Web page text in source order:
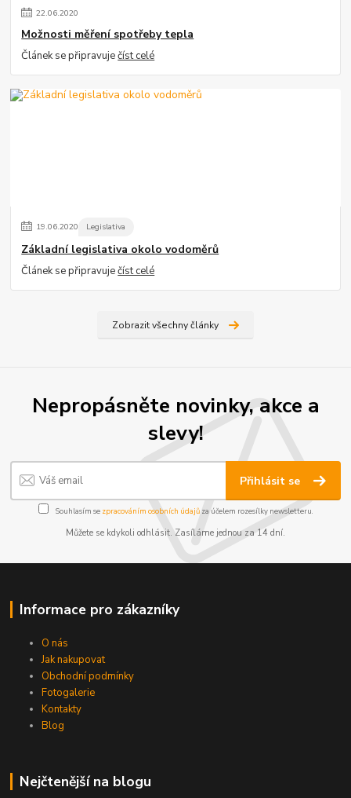
22.06.2020
Možnosti měření spotřeby tepla
Článek se připravuječíst celé
19.06.2020 Legislativa
Základní legislativa okolo vodoměrů
Článek se připravuječíst celé
Zobrazit všechny články
Nepropásněte novinky, akce a
slevy!
Přihlásit se
Souhlasím se zpracováním osobních údajůza účelem rozesílky newsletteru.
Můžete se kdykoli odhlásit. Zasíláme jednou za 14 dní.
Informace pro zákazníky
O nás
Jak nakupovat
Obchodní podmínky
Fotogalerie
Kontakty
Blog
Nejčtenější na blogu